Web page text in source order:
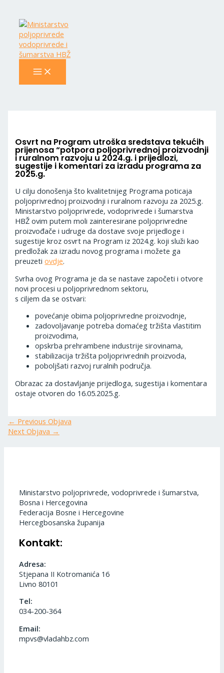
content
Osvrt na Program utroška sredstava tekućih
prijenosa “potpora poljoprivrednoj proizvodnji
i ruralnom razvoju u 2024.g. i prijedlozi,
sugestije i komentari za izradu programa za
2025.g.
U cilju donošenja što kvalitetnijeg Programa poticaja
poljoprivrednoj proizvodnji i ruralnom razvoju za 2025.g.
Ministarstvo poljoprivrede, vodoprivrede i šumarstva
HBŽ ovim putem moli zainteresirane poljoprivredne
proizvođače i udruge da dostave svoje prijedloge i
sugestije kroz osvrt na Program iz 2024.g. koji služi kao
predložak za izradu novog programa i možete ga
preuzetiovdje.
Svrha ovog Programa je da se nastave započeti i otvore
novi procesi u poljoprivrednom sektoru,
s ciljem da se ostvari:
povećanje obima poljoprivredne proizvodnje,
zadovoljavanje potreba domaćeg tržišta vlastitim
proizvodima,
opskrba prehrambene industrije sirovinama,
stabilizacija tržišta poljoprivrednih proizvoda,
poboljšati razvoj ruralnih područja.
Obrazac za dostavljanje prijedloga, sugestija i komentara
ostaje otvoren do 16.05.2025.g.
← Previous Objava
Next Objava →
Ministarstvo poljoprivrede, vodoprivrede i šumarstva,
Bosna i Hercegovina
Federacija Bosne i Hercegovine
Hercegbosanska županija
Kontakt:
Adresa:
Stjepana II Kotromanića 16
Livno 80101
Tel:
034-200-364
Email:
mpvs@vladahbz.com